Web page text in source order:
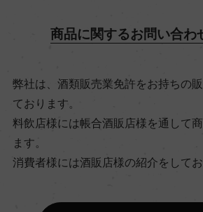
ー
ビオ情報・認証機関
サステナブル農法, HVE
有機JAS認証
商品に関するお問い合わ
弊社は、酒類販売業免許をお持ちの
ております。
料飲店様には帳合酒販店様を通して
ます。
消費者様には酒販店様の紹介をして